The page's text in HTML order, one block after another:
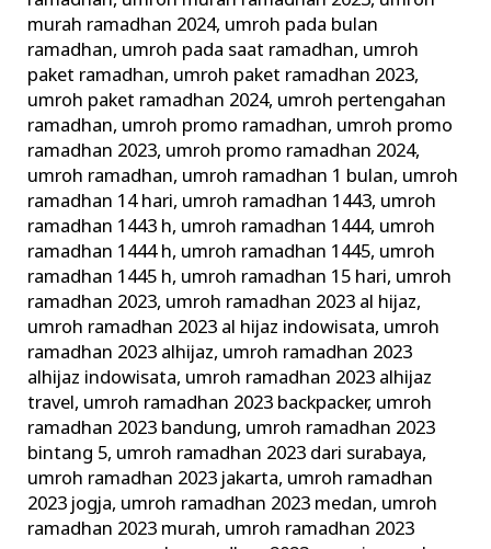
murah ramadhan 2024, umroh pada bulan
ramadhan, umroh pada saat ramadhan, umroh
paket ramadhan, umroh paket ramadhan 2023,
umroh paket ramadhan 2024, umroh pertengahan
ramadhan, umroh promo ramadhan, umroh promo
ramadhan 2023, umroh promo ramadhan 2024,
umroh ramadhan, umroh ramadhan 1 bulan, umroh
ramadhan 14 hari, umroh ramadhan 1443, umroh
ramadhan 1443 h, umroh ramadhan 1444, umroh
ramadhan 1444 h, umroh ramadhan 1445, umroh
ramadhan 1445 h, umroh ramadhan 15 hari, umroh
ramadhan 2023, umroh ramadhan 2023 al hijaz,
umroh ramadhan 2023 al hijaz indowisata, umroh
ramadhan 2023 alhijaz, umroh ramadhan 2023
alhijaz indowisata, umroh ramadhan 2023 alhijaz
travel, umroh ramadhan 2023 backpacker, umroh
ramadhan 2023 bandung, umroh ramadhan 2023
bintang 5, umroh ramadhan 2023 dari surabaya,
umroh ramadhan 2023 jakarta, umroh ramadhan
2023 jogja, umroh ramadhan 2023 medan, umroh
ramadhan 2023 murah, umroh ramadhan 2023